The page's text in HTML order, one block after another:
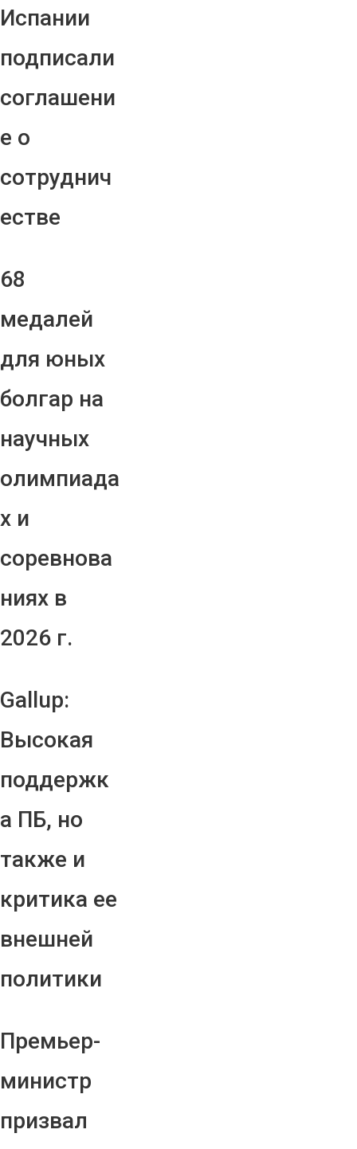
Испании
подписали
соглашени
е о
сотруднич
естве
68
медалей
для юных
болгар на
научных
олимпиада
х и
соревнова
ниях в
2026 г.
Gallup:
Высокая
поддержк
а ПБ, но
также и
критика ее
внешней
политики
Премьер-
министр
призвал